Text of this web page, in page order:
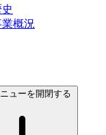
概況
ューを開閉する